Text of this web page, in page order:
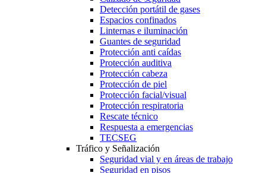
Detección portátil de gases
Espacios confinados
Linternas e iluminación
Guantes de seguridad
Protección anti caídas
Protección auditiva
Protección cabeza
Protección de piel
Protección facial/visual
Protección respiratoria
Rescate técnico
Respuesta a emergencias
TECSEG
Tráfico y Señalización
Seguridad vial y en áreas de trabajo
Seguridad en pisos